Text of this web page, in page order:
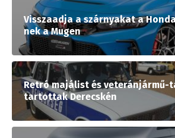
Visszaadja a szárnyakat a
nek a Mugen
Retró majálist és veteránjármű-
tartottak Derecskén